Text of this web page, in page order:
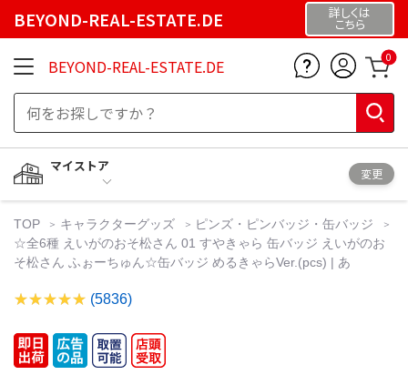
BEYOND-REAL-ESTATE.DE 詳しくは
こちら
BEYOND-REAL-ESTATE.DE 0
マイストア
変更
TOP キャラクターグッズ
ピンズ・ピンバッジ・缶バッジ
☆全6種 えいがのおそ松さん 01 すやきゃら 缶バッジ えいがのお
そ松さん ふぉーちゅん☆缶バッジ めるきゃらVer.(pcs) | あ
(5836)